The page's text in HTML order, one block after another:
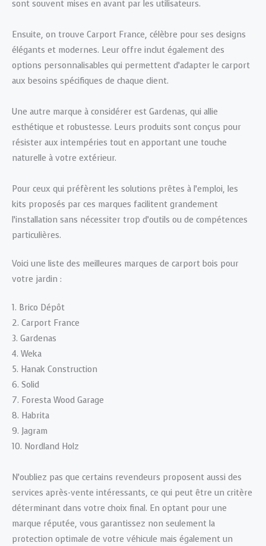
sont souvent mises en avant par les utilisateurs.
Ensuite, on trouve Carport France, célèbre pour ses designs
élégants et modernes. Leur offre inclut également des
options personnalisables qui permettent d’adapter le carport
aux besoins spécifiques de chaque client.
Une autre marque à considérer est Gardenas, qui allie
esthétique et robustesse. Leurs produits sont conçus pour
résister aux intempéries tout en apportant une touche
naturelle à votre extérieur.
Pour ceux qui préfèrent les solutions prêtes à l’emploi, les
kits proposés par ces marques facilitent grandement
l’installation sans nécessiter trop d’outils ou de compétences
particulières.
Voici une liste des meilleures marques de carport bois pour
votre jardin :
1. Brico Dépôt
2. Carport France
3. Gardenas
4. Weka
5. Hanak Construction
6. Solid
7. Foresta Wood Garage
8. Habrita
9. Jagram
10. Nordland Holz
N’oubliez pas que certains revendeurs proposent aussi des
services après-vente intéressants, ce qui peut être un critère
déterminant dans votre choix final. En optant pour une
marque réputée, vous garantissez non seulement la
protection optimale de votre véhicule mais également un